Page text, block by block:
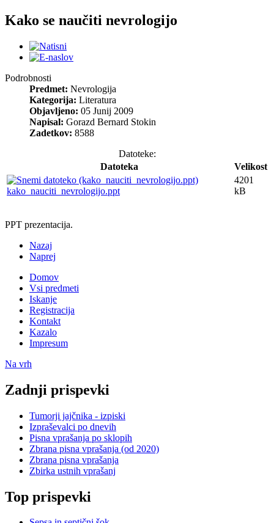
Kako se naučiti nevrologijo
Podrobnosti
Predmet: Nevrologija
Kategorija: Literatura
Objavljeno: 05 Junij 2009
Napisal: Gorazd Bernard Stokin
Zadetkov: 8588
Datoteke:
Datoteka
Velikost
kako_nauciti_nevrologijo.ppt
4201
kB
PPT prezentacija.
Nazaj
Naprej
Domov
Vsi predmeti
Iskanje
Registracija
Kontakt
Kazalo
Impresum
Na vrh
Zadnji prispevki
Tumorji jajčnika - izpiski
Izpraševalci po dnevih
Pisna vprašanja po sklopih
Zbrana pisna vprašanja (od 2020)
Zbrana pisna vprašanja
Zbirka ustnih vprašanj
Top prispevki